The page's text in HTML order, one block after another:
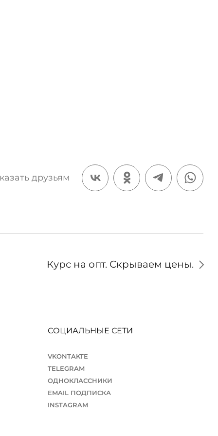
друзьям
Курс на опт. Скрываем цены.
СОЦИАЛЬНЫЕ СЕТИ
VKONTAKTE
TELEGRAM
ОДНОКЛАССНИКИ
EMAIL ПОДПИСКА
INSTAGRAM